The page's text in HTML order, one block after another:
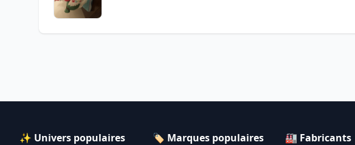
✨ Univers populaires 🏷️ Marques populaires
🏭 Fabricants